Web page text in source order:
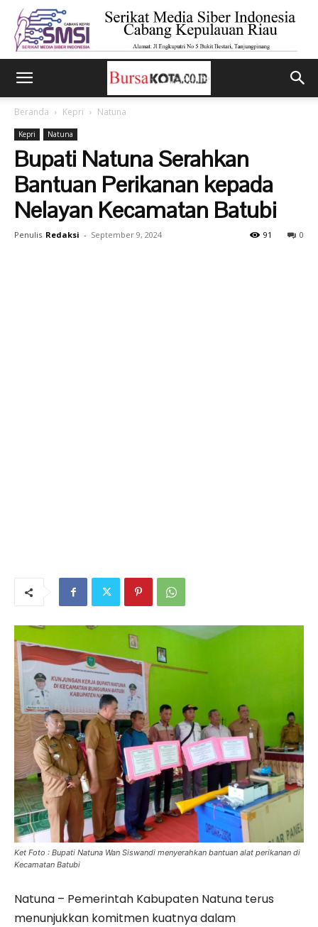
Beranda Kepri Natuna
Kepri Natuna
Bupati Natuna Serahkan
Bantuan Perikanan kepada
Nelayan Kecamatan Batubi
Penulis Redaksi - September 9, 2024 0
91
Ket Foto : Bupati Natuna Wan Siswandi menyerahkan bantuan alat perikanan di
Kecamatan Batubi
Natuna – Pemerintah Kabupaten Natuna terus
menunjukkan komitmen kuatnya dalam